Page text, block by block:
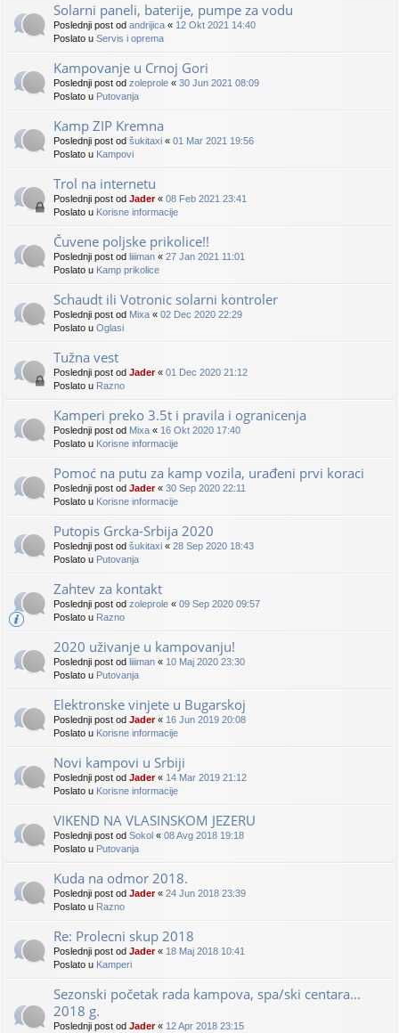
Solarni paneli, baterije, pumpe za vodu
Poslednji post od andrijica « 12 Okt 2021 14:40
Poslato u Servis i oprema
Kampovanje u Crnoj Gori
Poslednji post od zoleprole « 30 Jun 2021 08:09
Poslato u Putovanja
Kamp ZIP Kremna
Poslednji post od šukitaxi « 01 Mar 2021 19:56
Poslato u Kampovi
Trol na internetu
Poslednji post od Jader« 08 Feb 2021 23:41
Poslato u Korisne informacije
Čuvene poljske prikolice!!
Poslednji post od liiiman « 27 Jan 2021 11:01
Poslato u Kamp prikolice
Schaudt ili Votronic solarni kontroler
Poslednji post od Mixa « 02 Dec 2020 22:29
Poslato u Oglasi
Tužna vest
Poslednji post od Jader« 01 Dec 2020 21:12
Poslato u Razno
Kamperi preko 3.5t i pravila i ogranicenja
Poslednji post od Mixa « 16 Okt 2020 17:40
Poslato u Korisne informacije
Pomoć na putu za kamp vozila, urađeni prvi koraci
Poslednji post od Jader« 30 Sep 2020 22:11
Poslato u Korisne informacije
Putopis Grcka-Srbija 2020
Poslednji post od šukitaxi « 28 Sep 2020 18:43
Poslato u Putovanja
Zahtev za kontakt
Poslednji post od zoleprole « 09 Sep 2020 09:57
Poslato u Razno
2020 uživanje u kampovanju!
Poslednji post od liiiman « 10 Maj 2020 23:30
Poslato u Putovanja
Elektronske vinjete u Bugarskoj
Poslednji post od Jader« 16 Jun 2019 20:08
Poslato u Korisne informacije
Novi kampovi u Srbiji
Poslednji post od Jader« 14 Mar 2019 21:12
Poslato u Korisne informacije
VIKEND NA VLASINSKOM JEZERU
Poslednji post od Sokol « 08 Avg 2018 19:18
Poslato u Putovanja
Kuda na odmor 2018.
Poslednji post od Jader« 24 Jun 2018 23:39
Poslato u Razno
Re: Prolecni skup 2018
Poslednji post od Jader« 18 Maj 2018 10:41
Poslato u Kamperi
Sezonski početak rada kampova, spa/ski centara...
2018 g.
Poslednji post od Jader« 12 Apr 2018 23:15